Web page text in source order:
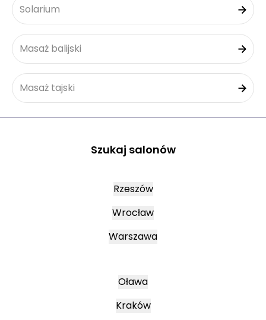
Solarium
Masaż balijski
Masaż tajski
Szukaj salonów
Rzeszów
Wrocław
Warszawa
Oława
Kraków